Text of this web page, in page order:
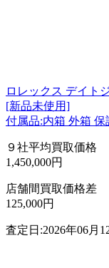
ロレックス デイト
[新品未使用]
付属品:内箱 外箱 保
９社平均買取価格
1,450,000円
店舗間買取価格差
125,000円
査定日:2026年06月